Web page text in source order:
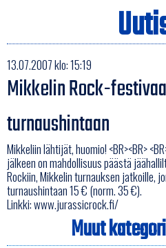
13.07.2007 klo: 15:19
Mikkelin Rock-
turnaushintaan
Mikkeliin lähtijät, huomio! <BR><BR>
jälkeen on mahdollisuus päästä
Rockiin, Mikkelin turnauksen jatkoille,
turnaushintaan 15 € (norm. 35 €).
Linkki:www.jurassicrock.fi/
Muut